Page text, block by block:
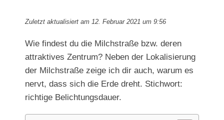
Zuletzt aktualisiert am 12. Februar 2021 um 9:56
Wie findest du die Milchstraße bzw. deren
attraktives Zentrum? Neben der Lokalisierung
der Milchstraße zeige ich dir auch, warum es
nervt, dass sich die Erde dreht. Stichwort:
richtige Belichtungsdauer.